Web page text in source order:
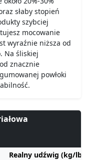
słaby stopień
szybciej
mocowanie
wyraźnie niższa od
Na śliskiej
znacznie
powłoki
Realny udźwig (kg/